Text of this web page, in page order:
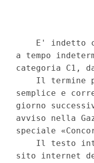
E' indetto
a tempo
categoria C1,
Il termine
semplice e
giorno
avviso nella
speciale
Il testo
sito internet del